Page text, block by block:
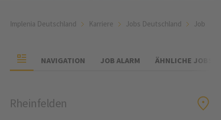
Implenia Deutschland Karriere Jobs Deutschland Job
NAVIGATION JOB ALARM ÄHNLICHE JOBS
Rheinfelden